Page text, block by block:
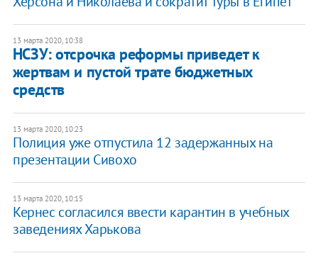
13 марта 2020, 10:38
НСЗУ: отсрочка реформы приведет к
жертвам и пустой трате бюджетных
средств
13 марта 2020, 10:23
Полиция уже отпустила 12 задержанных на
презентации Сивохо
13 марта 2020, 10:15
Кернес согласился ввести карантин в учебных
заведениях Харькова